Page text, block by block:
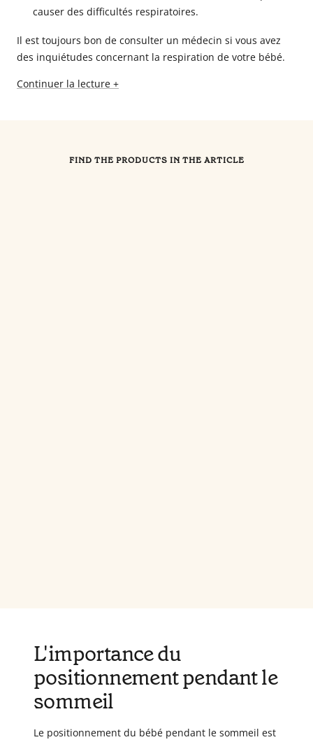
causer des difficultés respiratoires.
Il est toujours bon de consulter un médecin si vous avez
des inquiétudes concernant la respiration de votre bébé.
Continuer la lecture +
FIND THE PRODUCTS IN THE ARTICLE
L'importance du
positionnement pendant le
sommeil
Le positionnement du bébé pendant le sommeil est